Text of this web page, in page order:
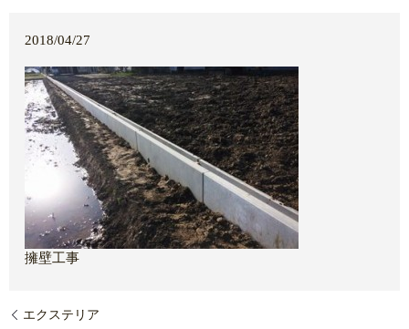
2018/04/27
擁壁工事
エクステリア